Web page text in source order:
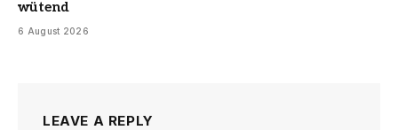
wütend
6 August 2026
LEAVE A REPLY